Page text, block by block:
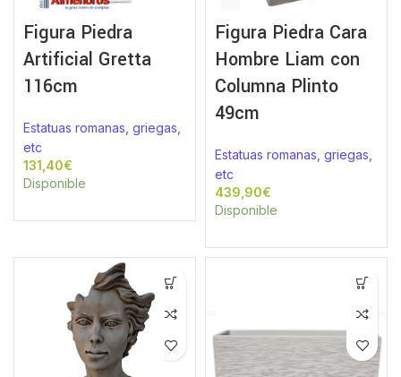
Figura Piedra
Artificial Gretta
116cm
Estatuas romanas, griegas,
etc
€
Disponible
Figura Piedra Cara
Hombre Liam con
Columna Plinto
49cm
Estatuas romanas, griegas,
etc
€
Disponible